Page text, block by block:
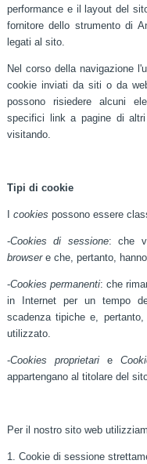
performance e il layout del
fornitore dello strumento di
legati al sito.
Nel corso della navigazione
cookie inviati da siti o da
possono risiedere alcuni
specifici link a pagine di
visitando.
Tipi di cookie
I cookies possono essere
-Cookies di sessione: che
browsere che, pertanto,
-Cookies permanenti: che
in Internet per un tempo
scadenza tipiche e,
utilizzato.
-Cookies proprietarie
appartengano al titolare del
Per il nostro sito web
1. Cookie di sessione